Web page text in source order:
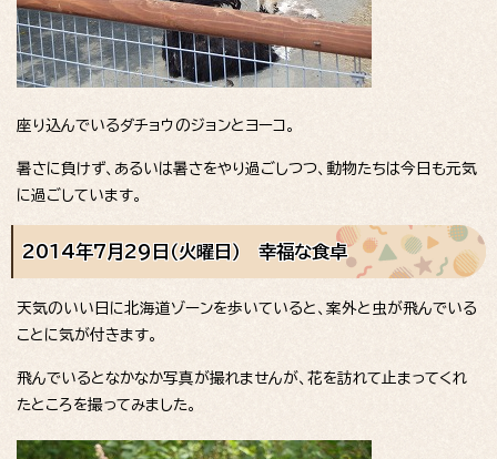
座り込んでいるダチョウのジョンとヨーコ。
暑さに負けず、あるいは暑さをやり過ごしつつ、動物たちは今日も元気
に過ごしています。
2014年7月29日（火曜日） 幸福な食卓
天気のいい日に北海道ゾーンを歩いていると、案外と虫が飛んでいる
ことに気が付きます。
飛んでいるとなかなか写真が撮れませんが、花を訪れて止まってくれ
たところを撮ってみました。